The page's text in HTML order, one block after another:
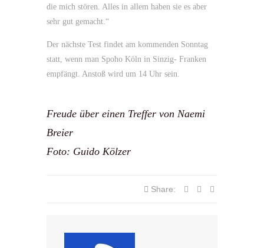
die mich stören. Alles in allem haben sie es aber
sehr gut gemacht.“
Der nächste Test findet am kommenden Sonntag
statt, wenn man Spoho Köln in Sinzig- Franken
empfängt. Anstoß wird um 14 Uhr sein.
Freude über einen Treffer von Naemi
Breier
Foto: Guido Kölzer
Share: